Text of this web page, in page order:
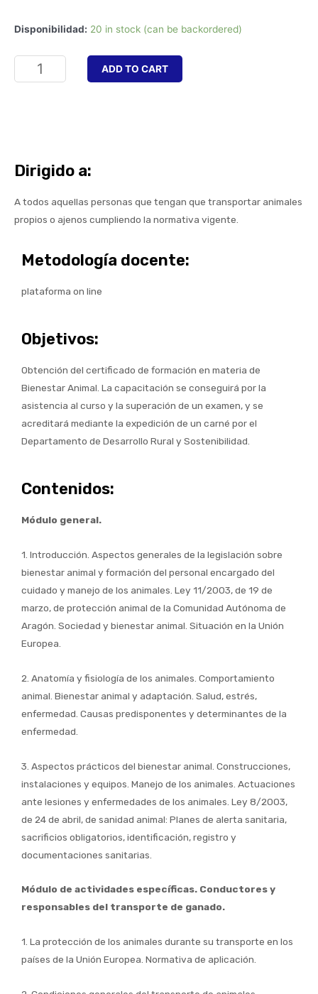
Disponibilidad: 20 in stock (can be backordered)
ADD TO CART
Dirigido a:
A todos aquellas personas que tengan que transportar animales
propios o ajenos cumpliendo la normativa vigente.
Metodología docente:
plataforma on line
Objetivos:
Obtención del certificado de formación en materia de
Bienestar Animal. La capacitación se conseguirá por la
asistencia al curso y la superación de un examen, y se
acreditará mediante la expedición de un carné por el
Departamento de Desarrollo Rural y Sostenibilidad.
Contenidos:
Módulo general.
1. Introducción. Aspectos generales de la legislación sobre
bienestar animal y formación del personal encargado del
cuidado y manejo de los animales. Ley 11/2003, de 19 de
marzo, de protección animal de la Comunidad Autónoma de
Aragón. Sociedad y bienestar animal. Situación en la Unión
Europea.
2. Anatomía y fisiología de los animales. Comportamiento
animal. Bienestar animal y adaptación. Salud, estrés,
enfermedad. Causas predisponentes y determinantes de la
enfermedad.
3. Aspectos prácticos del bienestar animal. Construcciones,
instalaciones y equipos. Manejo de los animales. Actuaciones
ante lesiones y enfermedades de los animales. Ley 8/2003,
de 24 de abril, de sanidad animal: Planes de alerta sanitaria,
sacrificios obligatorios, identificación, registro y
documentaciones sanitarias.
Módulo de actividades específicas. Conductores y
responsables del transporte de ganado.
1. La protección de los animales durante su transporte en los
países de la Unión Europea. Normativa de aplicación.